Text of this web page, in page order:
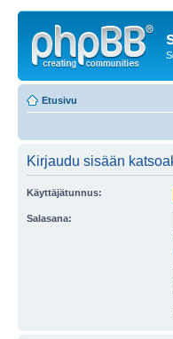
Etusivu
Kirjaudu sisään
Käyttäjätunnus:
Salasana: